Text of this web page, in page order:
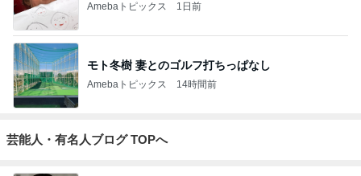
Amebaトピックス 1日前
モト冬樹 妻とのゴルフ打ちっぱなし
Amebaトピックス 14時間前
芸能人・有名人ブログ TOPへ